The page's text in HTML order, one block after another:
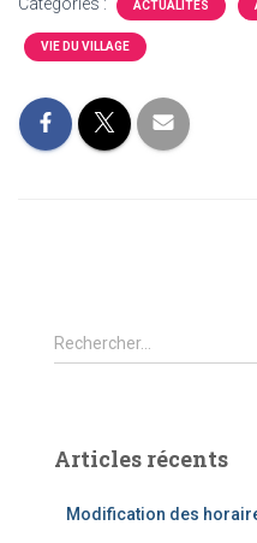
ACTUALITÉS
VIE DU VILLAGE
R
e
r
Rechercher…
Articles récents
Modification des